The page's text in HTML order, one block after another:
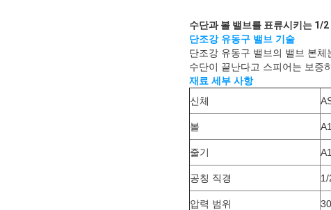
수단과 볼 밸브를 표류시키는 1/
단조강 유동구 밸브 기술
단조강 유동구 밸브의 밸브 본체
수단이 끝난다고 스피어는 보증
재료 세부 사항
신체
볼
줄기
공칭 직경 1/
압력 범위